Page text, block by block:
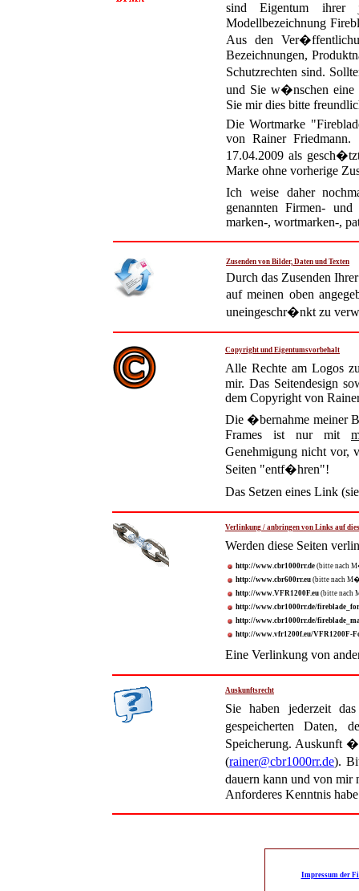
sind Eigentum ihrer
Modellbezeichnung
Aus den
Bezeichnungen,
Schutzrechten sind.
und Sie w�nschen eine
Sie mir dies bitte
Die Wortmarke
von Rainer Friedmann.
17.04.2009 als
Marke ohne vorherige
Ich weise daher
genannten Firmen-
marken-, wortmarken-,
Zusenden von Bilder, Daten und Texten
Durch das Zusenden
auf meinen oben
uneingeschr�nkt zu
Copyright und Eigentumsvorbehalt
Alle Rechte am Logos
mir. Das Seitendesign
dem Copyright von
Die �bernahme meiner
Frames ist nur mit
Genehmigung nicht vor,
Seiten "entf�hren"!
Das Setzen eines Link
Verlinkung / anbringen von Links auf
Werden diese Seiten
http://www.cbr1000rr.de (bitte nach
http://www.cbr600rr.eu (bitte nach
http://www.VFR1200F.eu (bitte nach
http://www.cbr1000rr.de/
http://www.cbr1000rr.de/
http://www.vfr1200f.eu/VFR1200F-
Eine Verlinkung von
Auskunftsrecht
Sie haben jederzeit
gespeicherten Daten,
Speicherung. Auskunft
(rainer@cbr1000rr.de).
dauern kann und von
Anforderes Kenntnis
Impressum der